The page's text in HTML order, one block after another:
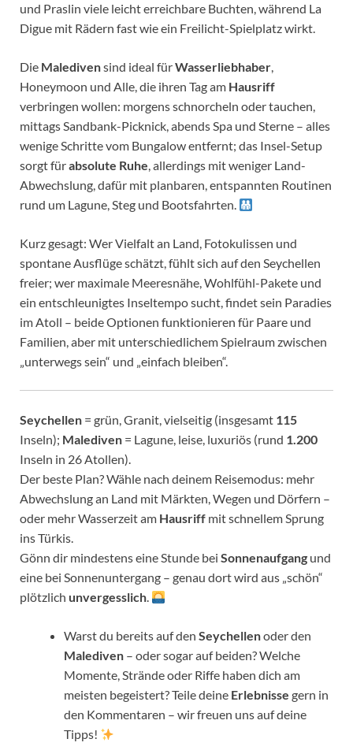
und Praslin viele leicht erreichbare Buchten, während La
Digue mit Rädern fast wie ein Freilicht-Spielplatz wirkt.
Die Maledivensind ideal fürWasserliebhaber,
Honeymoon und Alle, die ihren Tag am Hausriff
verbringen wollen: morgens schnorcheln oder tauchen,
mittags Sandbank-Picknick, abends Spa und Sterne – alles
wenige Schritte vom Bungalow entfernt; das Insel-Setup
sorgt fürabsolute Ruhe, allerdings mit weniger Land-
Abwechslung, dafür mit planbaren, entspannten Routinen
rund um Lagune, Steg und Bootsfahrten.
Kurz gesagt: Wer Vielfalt an Land, Fotokulissen und
spontane Ausflüge schätzt, fühlt sich auf den Seychellen
freier; wer maximale Meeresnähe, Wohlfühl-Pakete und
ein entschleunigtes Inseltempo sucht, findet sein Paradies
im Atoll – beide Optionen funktionieren für Paare und
Familien, aber mit unterschiedlichem Spielraum zwischen
„unterwegs sein“ und „einfach bleiben“.
Seychellen = grün, Granit, vielseitig (insgesamt 115
Inseln); Malediven = Lagune, leise, luxuriös (rund 1.200
Inseln in 26 Atollen).
Der beste Plan? Wähle nach deinem Reisemodus: mehr
Abwechslung an Land mit Märkten, Wegen und Dörfern –
oder mehr Wasserzeit am Hausriff mit schnellem Sprung
ins Türkis.
Gönn dir mindestens eine Stunde bei Sonnenaufgang und
eine bei Sonnenuntergang – genau dort wird aus „schön“
plötzlich unvergesslich.
Warst du bereits auf den Seychellenoder den
Malediven – oder sogar auf beiden? Welche
Momente, Strände oder Riffe haben dich am
meisten begeistert? Teile deine Erlebnisse gern in
den Kommentaren – wir freuen uns auf deine
Tipps!